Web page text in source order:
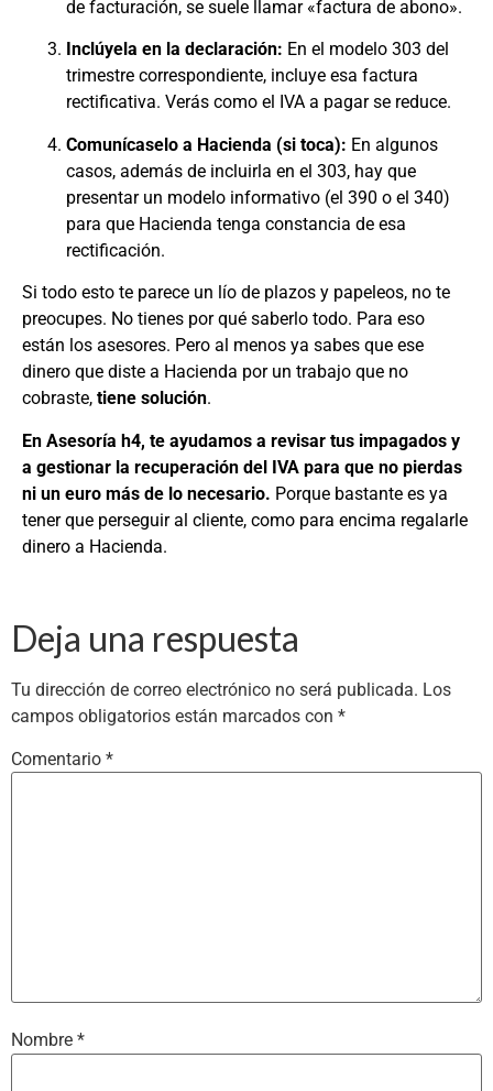
de facturación, se suele llamar «factura de abono».
Inclúyela en la declaración: En el modelo 303 del
trimestre correspondiente, incluye esa factura
rectificativa. Verás como el IVA a pagar se reduce.
Comunícaselo a Hacienda (si toca): En algunos
casos, además de incluirla en el 303, hay que
presentar un modelo informativo (el 390 o el 340)
para que Hacienda tenga constancia de esa
rectificación.
Si todo esto te parece un lío de plazos y papeleos, no te
preocupes. No tienes por qué saberlo todo. Para eso
están los asesores. Pero al menos ya sabes que ese
dinero que diste a Hacienda por un trabajo que no
cobraste, tiene solución.
En Asesoría h4, te ayudamos a revisar tus impagados y
a gestionar la recuperación del IVA para que no pierdas
ni un euro más de lo necesario. Porque bastante es ya
tener que perseguir al cliente, como para encima regalarle
dinero a Hacienda.
Deja una respuesta
Tu dirección de correo electrónico no será publicada. Los
campos obligatorios están marcados con *
Comentario *
Nombre *